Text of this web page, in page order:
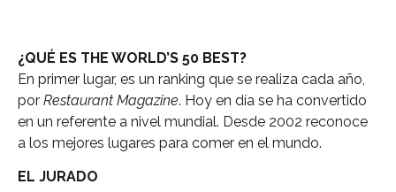
¿QUÉ ES THE WORLD’S 50 BEST?
En primer lugar, es un ranking que se realiza cada año,
por Restaurant Magazine. Hoy en día se ha convertido
en un referente a nivel mundial. Desde 2002 reconoce
a los mejores lugares para comer en el mundo.
EL JURADO